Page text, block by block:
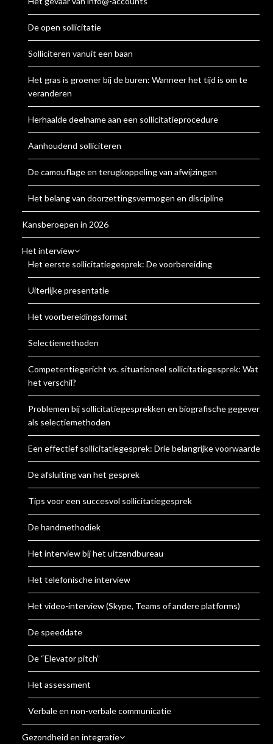
De open sollicitatie
Solliciteren vanuit een baan
Het gras is groener bij de buren: Wanneer het tijd is om te
veranderen
Herhaalde deelname aan een sollicitatieprocedure
Aanhoudend solliciteren
De camouflage en terugkoppeling van afwijzingen
Het belang van doorzettingsvermogen en discipline
Kansberoepen in 2026
Het interview
Het eerste sollicitatiegesprek: De voorbereiding
Uiterlijke presentatie
Het voorbereidingsformat
Selectiemethoden
Competentiegericht vs. situationeel sollicitatiegesprek: Wat is
het verschil?
Problemen bij sollicitatiegesprekken en biografische gegevens
als selectiemethoden
Een effectief sollicitatiegesprek: Drie belangrijke voorwaarden
De afsluiting van het gesprek
Tips voor een succesvol sollicitatiegesprek
De handmethodiek
Het interview bij het uitzendbureau
Het telefonische interview
Het video-interview (Skype, Teams of andere platforms)
De speeddate
De “Elevator pitch”
Het assessment
Verbale en non-verbale communicatie
Gezondheid en integratie